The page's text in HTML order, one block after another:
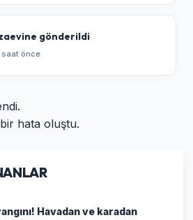
gönderildi
önce
hata oluştu.
Havadan ve karadan